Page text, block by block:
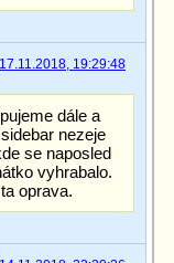
17.11.2018, 19:29:48
dále a
nezeje
se naposled
vyhrabalo.
oprava.